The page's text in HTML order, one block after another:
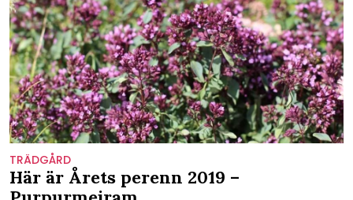
TRÄDGÅRD
Här är Årets perenn 2019 –